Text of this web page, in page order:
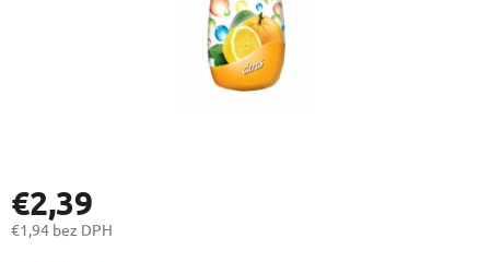
€2,39
€1,94 bez DPH